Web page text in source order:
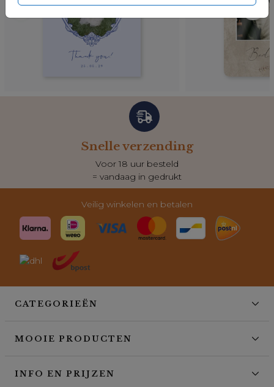
Snelle verzending
Voor 18 uur besteld
= vandaag in gedrukt
Veilig winkelen en betalen
CATEGORIEËN
MOOIE PRODUCTEN
INFO EN PRIJZEN